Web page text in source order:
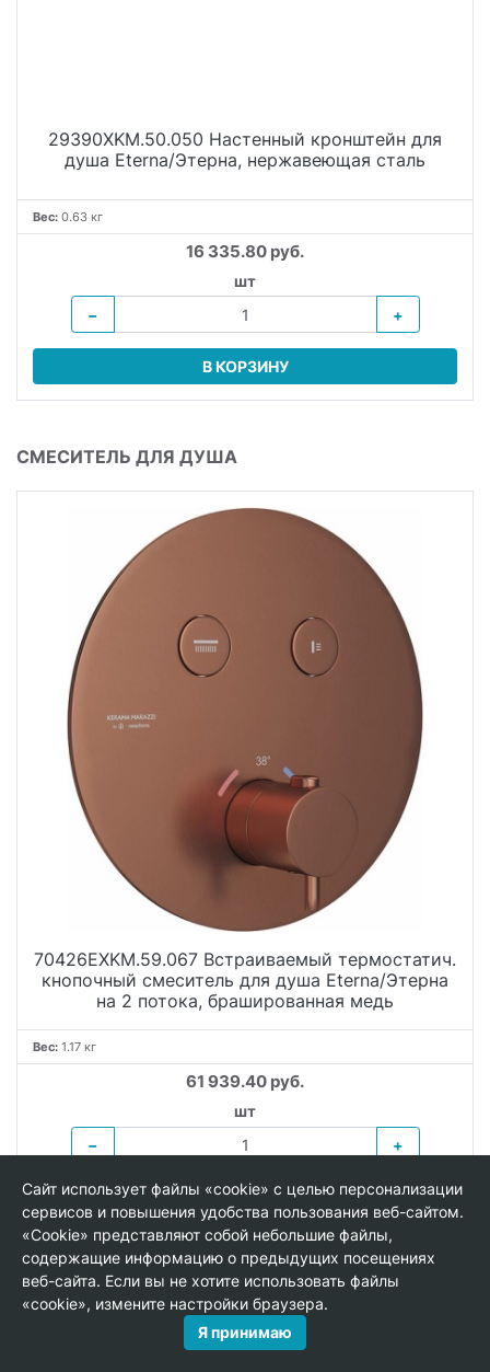
29390XKM.50.050 Настенный кронштейн для
душа Eterna/Этерна, нержавеющая сталь
Вес: 0.63 кг
16 335.80 руб.
шт
−
+
В КОРЗИНУ
СМЕСИТЕЛЬ ДЛЯ ДУША
70426EXKM.59.067 Встраиваемый термостатич.
кнопочный смеситель для душа Eterna/Этерна
на 2 потока, брашированная медь
Вес: 1.17 кг
61 939.40 руб.
шт
−
+
В КОРЗИНУ
Сайт использует файлы «cookie» с целью персонализации
сервисов и повышения удобства пользования веб-сайтом.
«Cookie» представляют собой небольшие файлы,
содержащие информацию о предыдущих посещениях
веб-сайта. Если вы не хотите использовать файлы
«cookie», измените настройки браузера.
Я принимаю